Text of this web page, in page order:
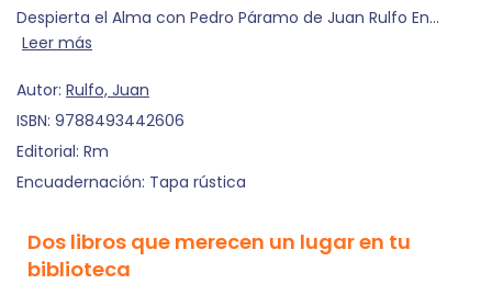
Despierta el Alma con Pedro Páramo de Juan Rulfo En...
Leer más
Autor: Rulfo, Juan
ISBN: 9788493442606
Editorial: Rm
Encuadernación: Tapa rústica
Dos libros que merecen un lugar en tu
biblioteca